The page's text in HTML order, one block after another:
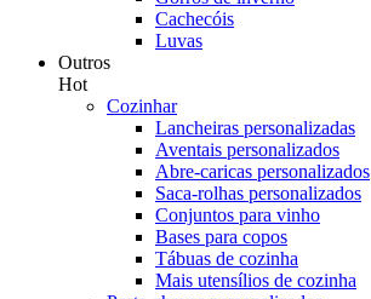
Cachecóis
Luvas
Outros
Hot
Cozinhar
Lancheiras personalizadas
Aventais personalizados
Abre-caricas personalizados
Saca-rolhas personalizados
Conjuntos para vinho
Bases para copos
Tábuas de cozinha
Mais utensílios de cozinha